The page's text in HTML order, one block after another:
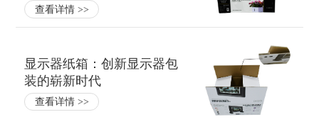
查看详情 >>
显示器纸箱：创新显示器包
装的崭新时代
查看详情 >>